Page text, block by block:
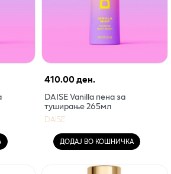
410.00 ден.
DAISE Vanilla пена за
туширање 265мл
DAISE
ДОДАЈ ВО КОШНИЧКА